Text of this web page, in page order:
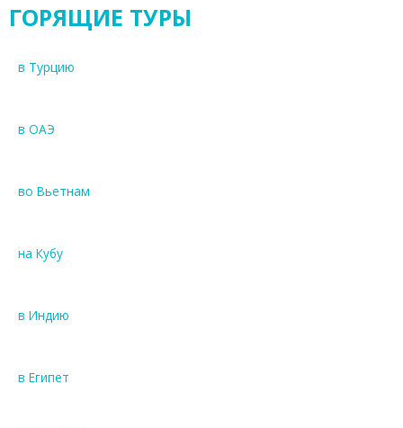
ГОРЯЩИЕ ТУРЫ
в Турцию
в ОАЭ
во Вьетнам
на Кубу
в Индию
в Египет